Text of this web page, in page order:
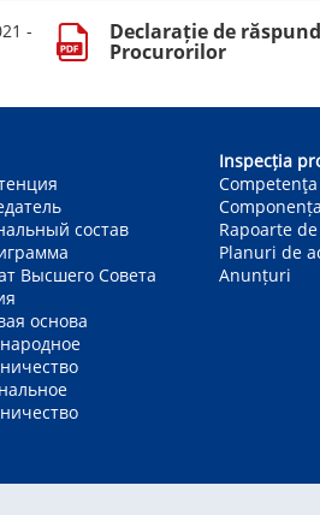
-
Declarație de
Procurorilor
состав
Высшего Совета
основа
Inspecția
Competenţa
Componența
Rapoarte
Planuri de
Anunțuri